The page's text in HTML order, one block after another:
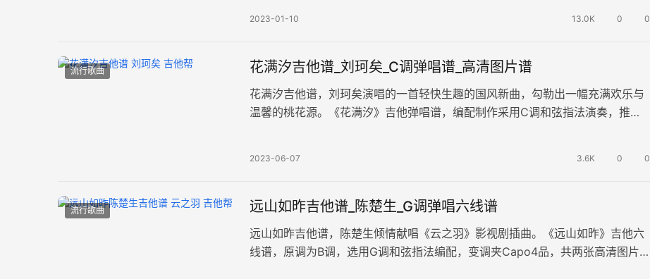
2023-01-10 13.0K 0 0
流行歌曲 花满汐吉他谱_刘珂矣_C调弹唱谱_高清图片谱
花满汐吉他谱，刘珂矣演唱的一首轻快生趣的国风新曲，勾勒出一幅充满欢乐与
温馨的桃花源。《花满汐》吉他弹唱谱，编配制作采用C调和弦指法演奏，推荐
2023-06-07 3.6K 0 0
流行歌曲 远山如昨吉他谱_陈楚生_G调弹唱六线谱
远山如昨吉他谱，陈楚生倾情献唱《云之羽》影视剧插曲。《远山如昨》吉他六
线谱，原调为B调，选用G调和弦指法编配，变调夹Capo4品，共两张高清图片